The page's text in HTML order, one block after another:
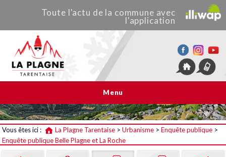
La Plagne Tarentaise
Toute l'actu de la commune avec
l'application
Menu
Vous êtes ici : La Plagne Tarentaise > Urbanisme > Enquête publique >
Enquête publique Belle Plagne et La Roche